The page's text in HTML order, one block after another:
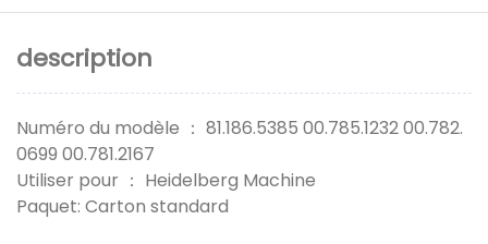
description
Numéro du modèle ： 81.186.5385 00.785.1232 00.782.
0699 00.781.2167
Utiliser pour ： Heidelberg Machine
Paquet: Carton standard